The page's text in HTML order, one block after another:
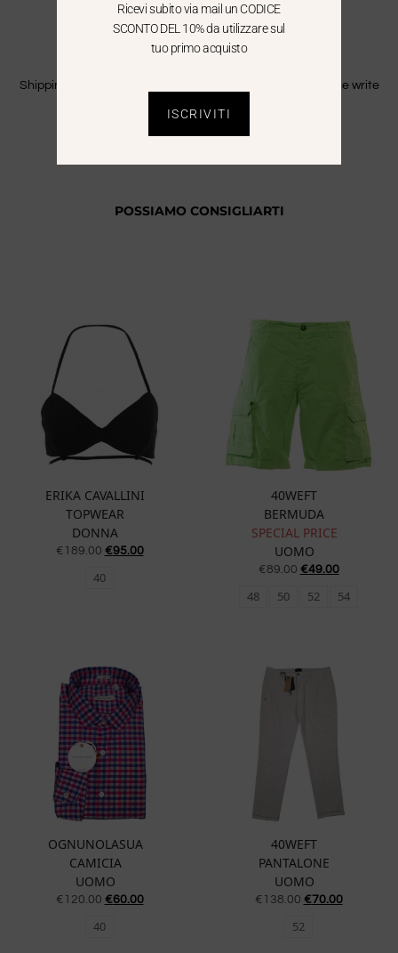
Shipping is free only in Italy. For Extra CEE countries please write
POSSIAMO CONSIGLIARTI
ERIKA CAVALLINI
TOPWEAR
DONNA
€ 189.00 €95.00
40
40WEFT
BERMUDA
SPECIAL PRICE
UOMO
€89.00 €49.00
48 50 52 54
OGNUNOLASUA
CAMICIA
UOMO
€ 120.00 €60.00
40
40WEFT
PANTALONE
UOMO
€ 138.00 €70.00
52
Ricevi subito via mail un CODICE
SCONTO DEL 10% da utilizzare sul
tuo primo acquisto
ISCRIVITI